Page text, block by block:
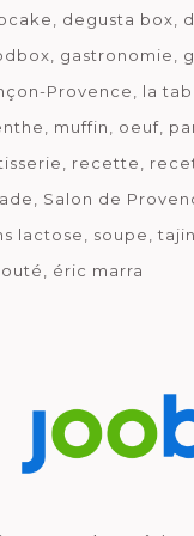
degusta box
gastronomie
Provence
la
muffin oeuf
recette
Salon de
lactose
soupe
éric marra